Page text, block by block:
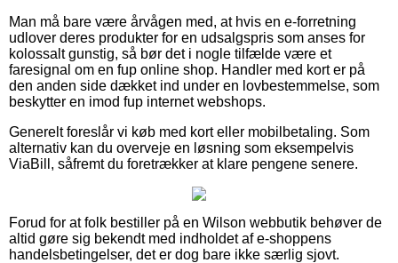
Man må bare være årvågen med, at hvis en e-forretning
udlover deres produkter for en udsalgspris som anses for
kolossalt gunstig, så bør det i nogle tilfælde være et
faresignal om en fup online shop. Handler med kort er på
den anden side dækket ind under en lovbestemmelse, som
beskytter en imod fup internet webshops.
Generelt foreslår vi køb med kort eller mobilbetaling. Som
alternativ kan du overveje en løsning som eksempelvis
ViaBill, såfremt du foretrækker at klare pengene senere.
Forud for at folk bestiller på en Wilson webbutik behøver de
altid gøre sig bekendt med indholdet af e-shoppens
handelsbetingelser, det er dog bare ikke særlig sjovt.